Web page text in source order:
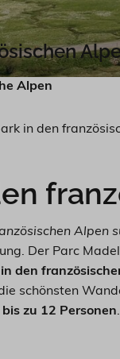
Alpen
in den
Alpen
Der Parc
den
schönsten
bis zu 12 Personen